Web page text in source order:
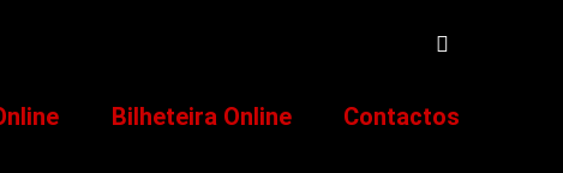
Bilheteira Online Contactos